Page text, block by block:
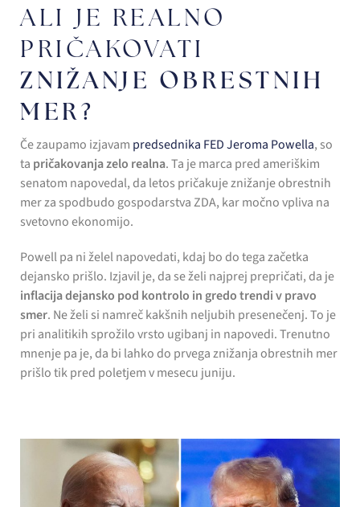
ALI JE REALNO
PRIČAKOVATI
ZNIŽANJE OBRESTNIH
MER?
Če zaupamo izjavam predsednika FED Jeroma Powella, so
ta pričakovanja zelo realna. Ta je marca pred ameriškim
senatom napovedal, da letos pričakuje znižanje obrestnih
mer za spodbudo gospodarstva ZDA, kar močno vpliva na
svetovno ekonomijo.
Powell pa ni želel napovedati, kdaj bo do tega začetka
dejansko prišlo. Izjavil je, da se želi najprej prepričati, da je
inflacija dejansko pod kontrolo in gredo trendi v pravo
smer. Ne želi si namreč kakšnih neljubih presenečenj. To je
pri analitikih sprožilo vrsto ugibanj in napovedi. Trenutno
mnenje pa je, da bi lahko do prvega znižanja obrestnih mer
prišlo tik pred poletjem v mesecu juniju.